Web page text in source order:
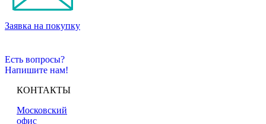
Заявка на покупку
Есть вопросы?
Напишите нам!
КОНТАКТЫ
Московский
офис